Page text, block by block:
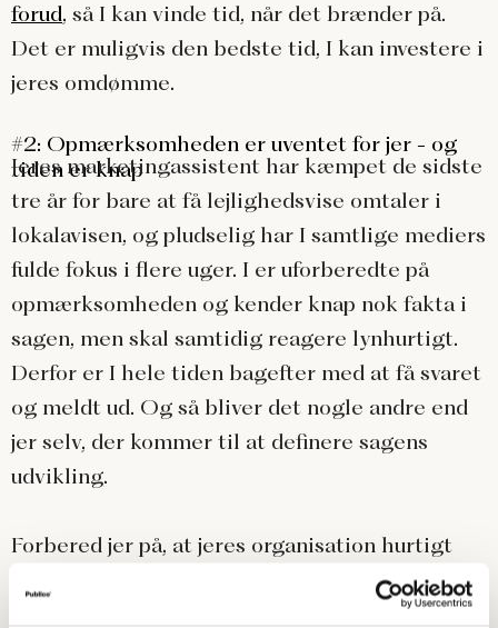
forud, så I kan vinde tid, når det brænder på.
Det er muligvis den bedste tid, I kan investere i
jeres omdømme.
#2: Opmærksomheden er uventet for jer - og
tiden er knap
Jeres marketingassistent har kæmpet de sidste
tre år for bare at få lejlighedsvise omtaler i
lokalavisen, og pludselig har I samtlige mediers
fulde fokus i flere uger. I er uforberedte på
opmærksomheden og kender knap nok fakta i
sagen, men skal samtidig reagere lynhurtigt.
Derfor er I hele tiden bagefter med at få svaret
og meldt ud. Og så bliver det nogle andre end
jer selv, der kommer til at definere sagens
udvikling.
Forbered jer på, at jeres organisation hurtigt
kan gå fra lavinteresse til højinteresse. Og
nedsæt gerne et kriseteam, som har mandatet